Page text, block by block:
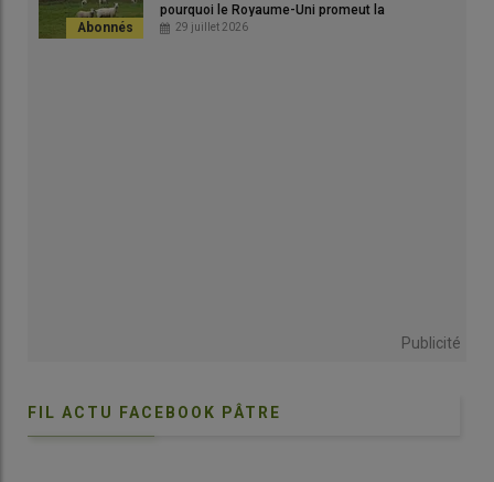
pourquoi le Royaume-Uni promeut la
consommation d'agneau en France
29 juillet 2026
Publicité
FIL ACTU FACEBOOK PÂTRE